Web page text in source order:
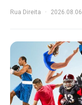
Rua Direita 2026.08.06